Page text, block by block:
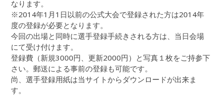
なります。
※2014年1月1日以前の公式大会で登録された方は2014年
度の登録が必要となります。
今回の出場と同時に選手登録手続きされる方は、当日会場
にて受け付けます。
登録費（新規3000円、更新2000円）と写真１枚をご持参下
さい。郵送による事前の登録も可能です。
尚、選手登録用紙は当サイトからダウンロードが出来ま
す。